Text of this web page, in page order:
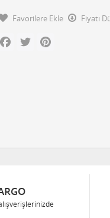
Favorilere Ekle
Fiyatı
Facebook
Twitter